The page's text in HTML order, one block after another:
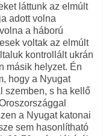
láttunk az elmúlt
adott volna
a háború
voltak az elmúlt
kontrollált ukrán
másik helyzet. Én
hogy a Nyugat
szemben, s ha kellő
a Nyugat katonai
sem hasonlítható